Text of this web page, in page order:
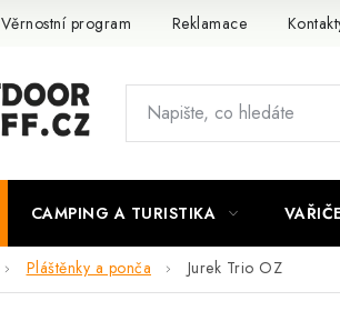
Věrnostní program Reklamace
CAMPING A TURISTIKA
Pláštěnky a ponča Jurek Trio OZ